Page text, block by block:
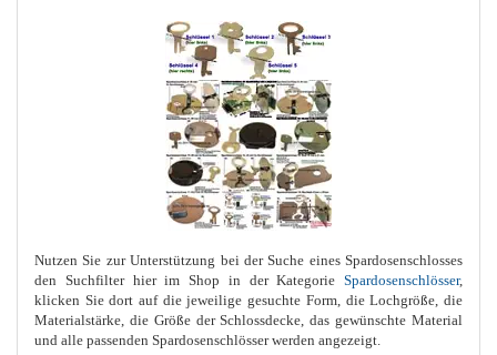
Nutzen Sie zur Unterstützung bei der Suche eines Spardosenschlosses
den Suchfilter hier im Shop in der Kategorie Spardosenschlösser,
klicken Sie dort auf die jeweilige gesuchte Form, die Lochgröße, die
Materialstärke, die Größe der Schlossdecke, das gewünschte Material
und alle passenden Spardosenschlösser werden angezeigt.